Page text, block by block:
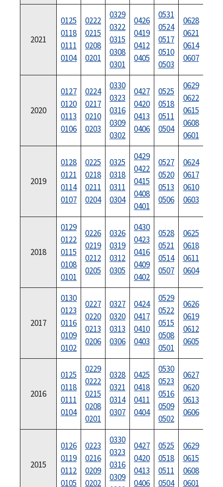
2021
0125
0118
0111
0104
0222
0215
0208
0201
0329
0322
0315
0308
0301
0426
0419
0412
0405
0531
0524
0517
0510
0503
0628
0621
0614
0607
2020
0127
0120
0113
0106
0224
0217
0210
0203
0330
0323
0316
0309
0302
0427
0420
0413
0406
0525
0518
0511
0504
0629
0622
0615
0608
0601
2019
0128
0121
0114
0107
0225
0218
0211
0204
0325
0318
0311
0304
0429
0422
0415
0408
0401
0527
0520
0513
0506
0624
0617
0610
0603
2018
0129
0122
0115
0108
0101
0226
0219
0212
0205
0326
0319
0312
0305
0430
0423
0416
0409
0402
0528
0521
0514
0507
0625
0618
0611
0604
2017
0130
0123
0116
0109
0102
0227
0220
0213
0206
0327
0320
0313
0306
0424
0417
0410
0403
0529
0522
0515
0508
0501
0626
0619
0612
0605
2016
0125
0118
0111
0104
0229
0222
0215
0208
0201
0328
0321
0314
0307
0425
0418
0411
0404
0530
0523
0516
0509
0502
0627
0620
0613
0606
2015
0126
0119
0112
0105
0223
0216
0209
0202
0330
0323
0316
0309
0427
0420
0413
0406
0525
0518
0511
0504
0629
0615
0608
0601